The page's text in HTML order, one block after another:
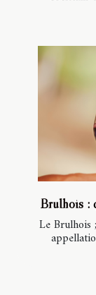
Brulhois :
Le Brulhois